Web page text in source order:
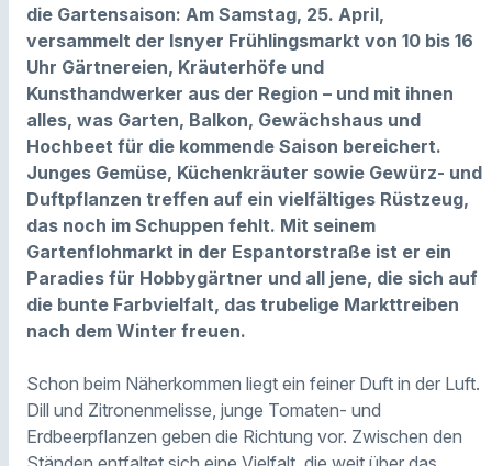
die Gartensaison: Am Samstag, 25. April,
versammelt der Isnyer Frühlingsmarkt von 10 bis 16
Uhr Gärtnereien, Kräuterhöfe und
Kunsthandwerker aus der Region – und mit ihnen
alles, was Garten, Balkon, Gewächshaus und
Hochbeet für die kommende Saison bereichert.
Junges Gemüse, Küchenkräuter sowie Gewürz- und
Duftpflanzen treffen auf ein vielfältiges Rüstzeug,
das noch im Schuppen fehlt. Mit seinem
Gartenflohmarkt in der Espantorstraße ist er ein
Paradies für Hobbygärtner und all jene, die sich auf
die bunte Farbvielfalt, das trubelige Markttreiben
nach dem Winter freuen.
Schon beim Näherkommen liegt ein feiner Duft in der Luft.
Dill und Zitronenmelisse, junge Tomaten- und
Erdbeerpflanzen geben die Richtung vor. Zwischen den